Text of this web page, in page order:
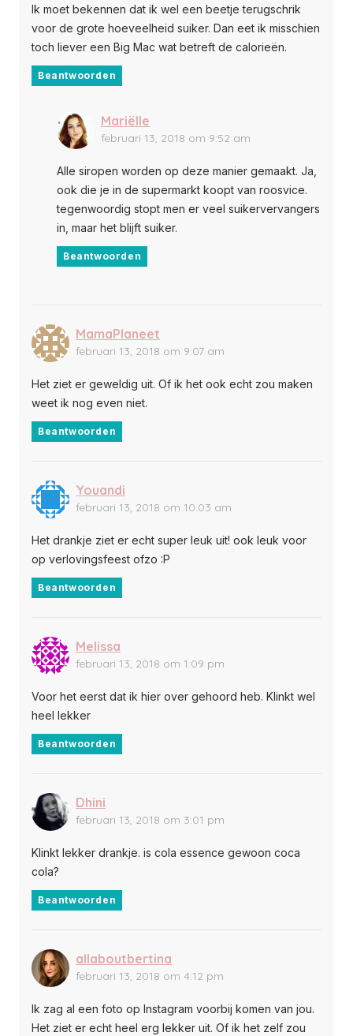
Ik moet bekennen dat ik wel een beetje terugschrik
voor de grote hoeveelheid suiker. Dan eet ik misschien
toch liever een Big Mac wat betreft de calorieën.
Beantwoorden
Mariëlle
februari 13, 2018 om 9:52 am
Alle siropen worden op deze manier gemaakt. Ja,
ook die je in de supermarkt koopt van roosvice.
tegenwoordig stopt men er veel suikervervangers
in, maar het blijft suiker.
Beantwoorden
MamaPlaneet
februari 13, 2018 om 9:07 am
Het ziet er geweldig uit. Of ik het ook echt zou maken
weet ik nog even niet.
Beantwoorden
Youandi
februari 13, 2018 om 10:03 am
Het drankje ziet er echt super leuk uit! ook leuk voor
op verlovingsfeest ofzo :P
Beantwoorden
Melissa
februari 13, 2018 om 1:09 pm
Voor het eerst dat ik hier over gehoord heb. Klinkt wel
heel lekker
Beantwoorden
Dhini
februari 13, 2018 om 3:01 pm
Klinkt lekker drankje. is cola essence gewoon coca
cola?
Beantwoorden
allaboutbertina
februari 13, 2018 om 4:12 pm
Ik zag al een foto op Instagram voorbij komen van jou.
Het ziet er echt heel erg lekker uit. Of ik het zelf zou